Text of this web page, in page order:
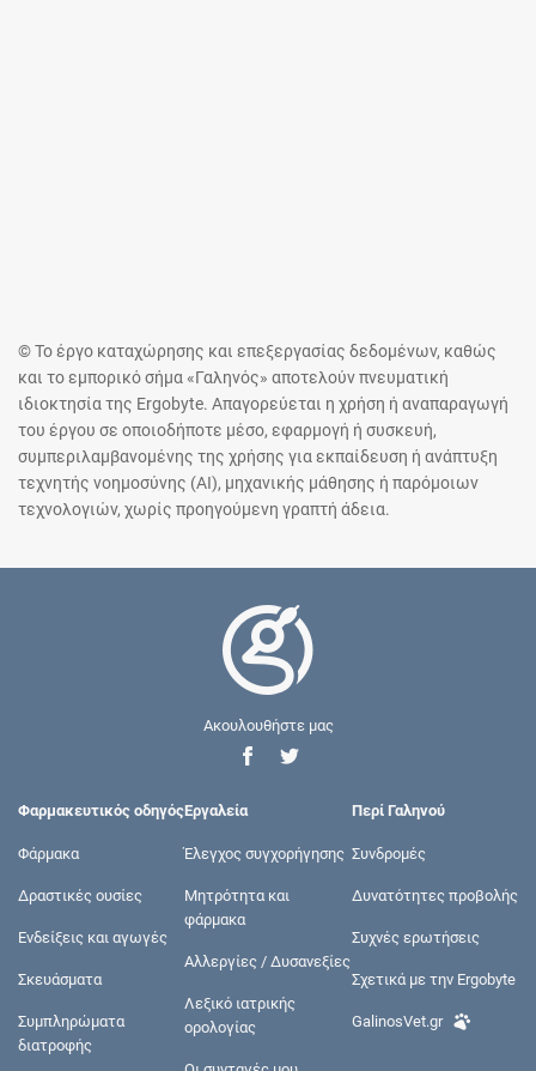
© Το έργο καταχώρησης και επεξεργασίας δεδομένων, καθώς
και το εμπορικό σήμα «Γαληνός» αποτελούν πνευματική
ιδιοκτησία της Ergobyte. Απαγορεύεται η χρήση ή αναπαραγωγή
του έργου σε οποιοδήποτε μέσο, εφαρμογή ή συσκευή,
συμπεριλαμβανομένης της χρήσης για εκπαίδευση ή ανάπτυξη
τεχνητής νοημοσύνης (AI), μηχανικής μάθησης ή παρόμοιων
τεχνολογιών, χωρίς προηγούμενη γραπτή άδεια.
Ακουλουθήστε μας
Φαρμακευτικός οδηγός
Φάρμακα
Δραστικές ουσίες
Ενδείξεις και αγωγές
Σκευάσματα
Συμπληρώματα
διατροφής
Εργαλεία
Έλεγχος συγχορήγησης
Μητρότητα και
φάρμακα
Αλλεργίες / Δυσανεξίες
Λεξικό ιατρικής
ορολογίας
Περί Γαληνού
Συνδρομές
Δυνατότητες προβολής
Συχνές ερωτήσεις
Σχετικά με την Ergobyte
GalinosVet.gr